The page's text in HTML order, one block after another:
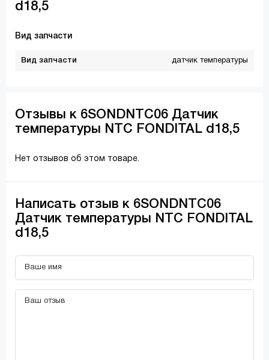
d18,5
Вид запчасти
Вид запчасти датчик температуры
Отзывы к 6SONDNTC06 Датчик
температуры NTC FONDITAL d18,5
Нет отзывов об этом товаре.
Написать отзыв к 6SONDNTC06
Датчик температуры NTC FONDITAL
d18,5